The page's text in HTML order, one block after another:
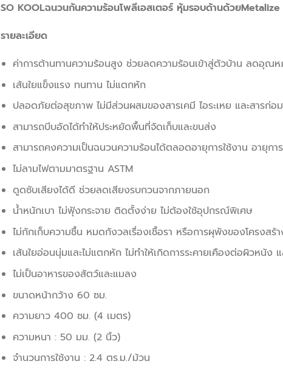
SO KOOLฉนวนกันความร้อนโพลีเอสเตอร์ หุ้มรอบด้านด้วย
รายละเอียด
ค่าการต้านทานความร้อนสูง ช่วยลดความร้อนเข้าสู่ตัวบ้าน ลดอุณ
เส้นใยแข็งแรง ทนทาน ไม่แตกหัก
ปลอดภัยต่อสุขภาพ ไม่มีส่วนผสมของสารเคมี ไอระเหย และสารก่อม
สามารถบีบอัดได้ทำให้ประหยัดพื้นที่จัดเก็บและขนส่ง
สามารถคงความเป็นฉนวนความร้อนได้ตลอดอายุการใช้งาน อายุกา
ไม่ลามไฟตามมาตรฐาน ASTM
ดูดซับเสียงได้ดี ช่วยลดเสียงรบกวนจากภายนอก
น้ำหนักเบา ไม่ฟุ้งกระจาย ติดตั้งง่าย ไม่ต้องใช้อุปกรณ์พิเศษ
ไม่กักเก็บความชื้น หมดกังวลเรื่องเชื้อรา หรือการผุพังของโครงสร้
เส้นใยอ่อนนุ่มและไม่แตกหัก ไม่ทำให้เกิดการระคายเคืองต่อผิวหนัง
ไม่เป็นอาหารของสัตว์และแมลง
ขนาดหน้ากว้าง 60 ซม.
ความยาว 400 ซม. (4 เมตร)
ความหนา : 50 มม. (2 นิ้ว)
จำนวนการใช้งาน : 2.4 ตร.ม./ม้วน